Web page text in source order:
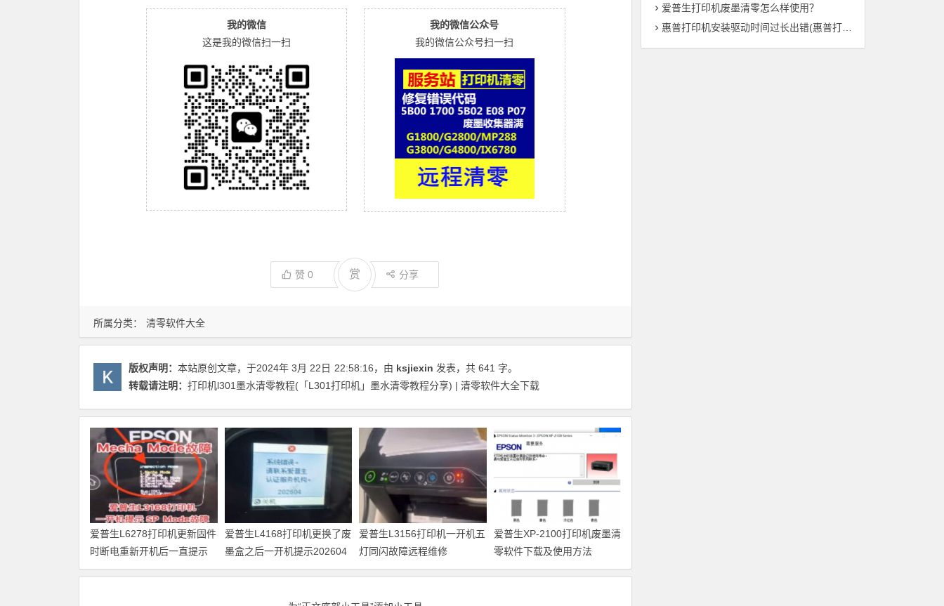
所属分类： 清零软件大全
我的微信
这是我的微信扫一扫
我的微信公众号
我的微信公众号扫一扫
赞 0 赏 分享
版权声明： 本站原创文章，于2024年 3月 22日 22:58:16，由 ksjiexin 发表，共 641 字。
转载请注明： 打印机l301墨水清零教程(「L301打印机」墨水清零教程分享) | 清零软件大全下载
爱普生L6278打印机更新固件
时断电重新开机后一直提示
Recovery Mode故障
爱普生L4168打印机更换了废
墨盒之后一开机提示202604
故障代码维修
爱普生L3156打印机一开机五
灯同闪故障远程维修
爱普生XP-2100打印机废墨清
零软件下载及使用方法
爱普生打印机废墨清零怎么样使用？
惠普打印机安装驱动时间过长出错(惠普打印机驱动安装时间异常——解决方法总结)